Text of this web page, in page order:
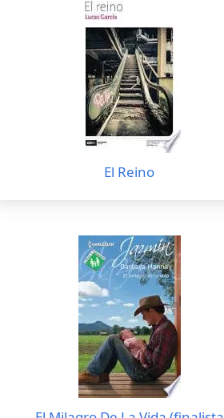
El Reino